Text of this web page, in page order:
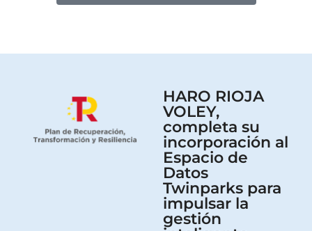
HARO RIOJA
VOLEY,
completa su
incorporación al
Espacio de
Datos
Twinparks para
impulsar la
gestión